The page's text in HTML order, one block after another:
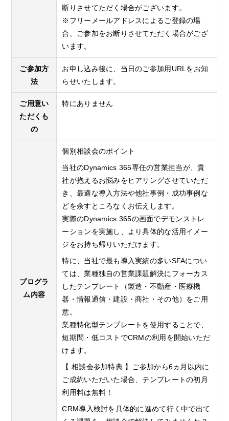
断りさせてただく場合がございます。
※フリーメールアドレスによるご登録の場
合、ご参加をお断りさせてただく場合がござ
います。
ご参加方
法
お申し込み後に、当日のご参加用URLをお知
らせいたします。
ご用意い
ただくも
の
特にありません
プログラ
ム内容
個別相談会のポイント
当社のDynamics 365専任の営業担当が、貴
社が抱えるお悩みをヒアリングさせていただ
き、最適な導入方法や他社事例・成功事例な
どを余すところなくお伝えします。
実際のDynamics 365の画面でデモンストレ
ーションを実施し、より具体的な活用イメー
ジをお持ち帰りいただけます。
特に、当社で最も導入実績の多いSFAについ
ては、業種独自の営業課題解決にフォーカス
したテンプレート（製造・不動産・医療機
器・情報通信・建設・商社・その他）をご用
意。
業種特化型テンプレートを使用することで、
短期間・低コストでCRMの利用を開始いただ
けます。
【 相談会参加特典 】ご参加から6ヵ月以内に
ご成約いただいた場合、テンプレートの初月
利用料は無料！
CRM導入検討を具体的に進めて行く中で出て